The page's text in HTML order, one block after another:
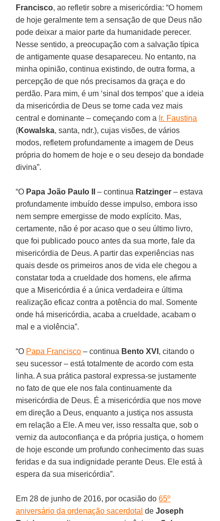
Francisco, ao refletir sobre a misericórdia: “O homem
de hoje geralmente tem a sensação de que Deus não
pode deixar a maior parte da humanidade perecer.
Nesse sentido, a preocupação com a salvação típica
de antigamente quase desapareceu. No entanto, na
minha opinião, continua existindo, de outra forma, a
percepção de que nós precisamos da graça e do
perdão. Para mim, é um ‘sinal dos tempos’ que a ideia
da misericórdia de Deus se torne cada vez mais
central e dominante – começando com a Ir. Faustina
(Kowalska, santa, ndr.), cujas visões, de vários
modos, refletem profundamente a imagem de Deus
própria do homem de hoje e o seu desejo da bondade
divina”.
“O Papa João Paulo II – continua Ratzinger – estava
profundamente imbuído desse impulso, embora isso
nem sempre emergisse de modo explícito. Mas,
certamente, não é por acaso que o seu último livro,
que foi publicado pouco antes da sua morte, fale da
misericórdia de Deus. A partir das experiências nas
quais desde os primeiros anos de vida ele chegou a
constatar toda a crueldade dos homens, ele afirma
que a Misericórdia é a única verdadeira e última
realização eficaz contra a potência do mal. Somente
onde há misericórdia, acaba a crueldade, acabam o
mal e a violência”.
“O Papa Francisco – continua Bento XVI , citando o
seu sucessor – está totalmente de acordo com esta
linha. A sua prática pastoral expressa-se justamente
no fato de que ele nos fala continuamente da
misericórdia de Deus. É a misericórdia que nos move
em direção a Deus, enquanto a justiça nos assusta
em relação a Ele. A meu ver, isso ressalta que, sob o
verniz da autoconfiança e da própria justiça, o homem
de hoje esconde um profundo conhecimento das suas
feridas e da sua indignidade perante Deus. Ele está à
espera da sua misericórdia”.
Em 28 de junho de 2016, por ocasião do65º
aniversário da ordenação sacerdotal deJoseph